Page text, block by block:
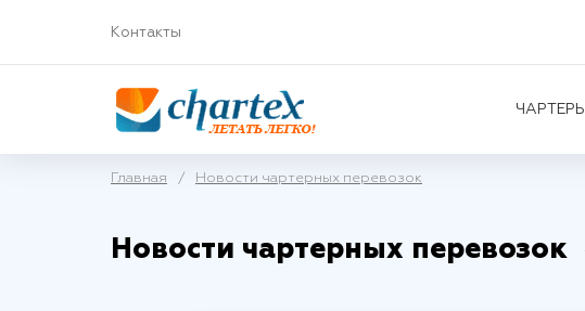
Контакты
ЧАРТЕРЫ
Главная / Новости чартерных перевозок
Новости чартерных перевозок